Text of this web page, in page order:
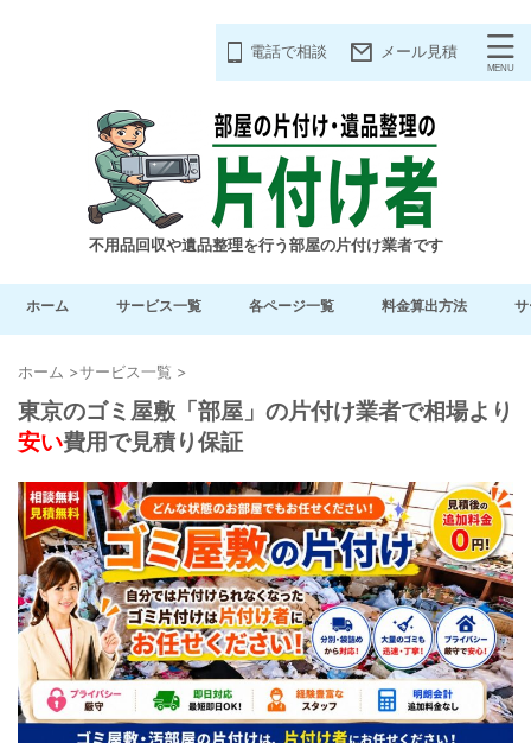
電話で相談 メール見積
不用品回収や遺品整理を行う部屋の片付け業者です
ホーム サービス一覧 各ページ一覧 料金算出方法
ホーム >サービス一覧 >
東京のゴミ屋敷「部屋」の片付け業者で相場より
安い費用で見積り保証